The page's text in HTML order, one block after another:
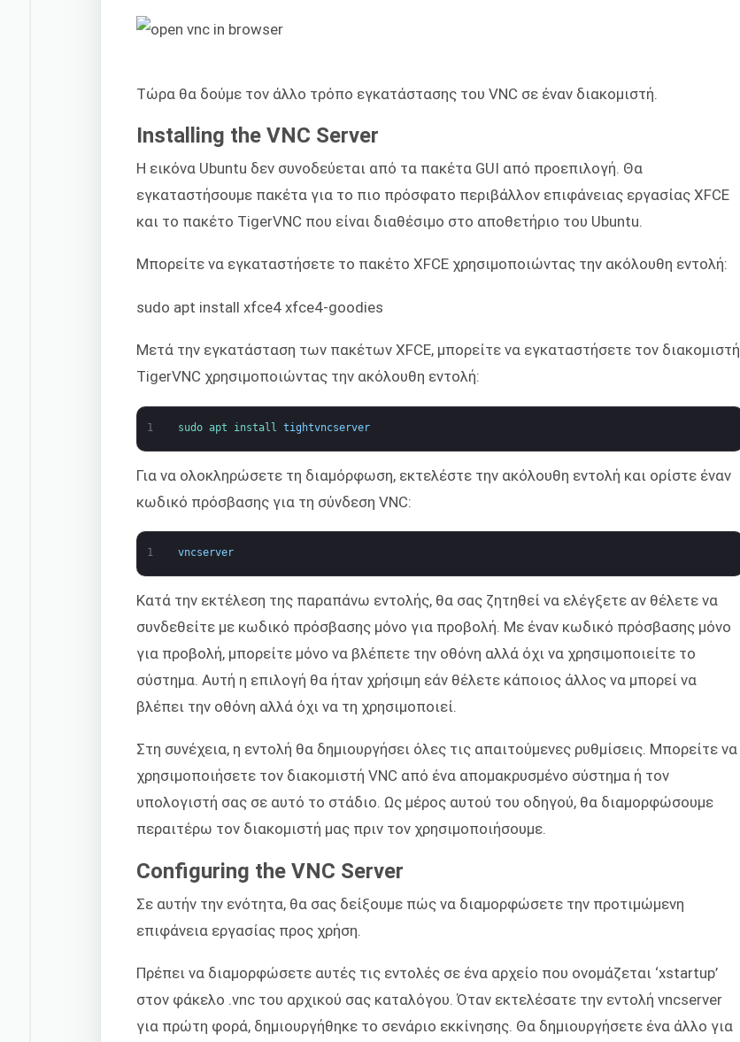
Τώρα θα δούμε τον άλλο τρόπο εγκατάστασης του VNC σε έναν διακομιστή.
Installing the VNC Server
Η εικόνα Ubuntu δεν συνοδεύεται από τα πακέτα GUI από προεπιλογή. Θα
εγκαταστήσουμε πακέτα για το πιο πρόσφατο περιβάλλον επιφάνειας εργασίας XFCE
και το πακέτο TigerVNC που είναι διαθέσιμο στο αποθετήριο του Ubuntu.
Μπορείτε να εγκαταστήσετε το πακέτο XFCE χρησιμοποιώντας την ακόλουθη εντολή:
sudo apt install xfce4 xfce4-goodies
Μετά την εγκατάσταση των πακέτων XFCE, μπορείτε να εγκαταστήσετε τον διακομιστή
TigerVNC χρησιμοποιώντας την ακόλουθη εντολή:
1 sudo apt install tightvncserver
Για να ολοκληρώσετε τη διαμόρφωση, εκτελέστε την ακόλουθη εντολή και ορίστε έναν
κωδικό πρόσβασης για τη σύνδεση VNC:
1 vncserver
Κατά την εκτέλεση της παραπάνω εντολής, θα σας ζητηθεί να ελέγξετε αν θέλετε να
συνδεθείτε με κωδικό πρόσβασης μόνο για προβολή. Με έναν κωδικό πρόσβασης μόνο
για προβολή, μπορείτε μόνο να βλέπετε την οθόνη αλλά όχι να χρησιμοποιείτε το
σύστημα. Αυτή η επιλογή θα ήταν χρήσιμη εάν θέλετε κάποιος άλλος να μπορεί να
βλέπει την οθόνη αλλά όχι να τη χρησιμοποιεί.
Στη συνέχεια, η εντολή θα δημιουργήσει όλες τις απαιτούμενες ρυθμίσεις. Μπορείτε να
χρησιμοποιήσετε τον διακομιστή VNC από ένα απομακρυσμένο σύστημα ή τον
υπολογιστή σας σε αυτό το στάδιο. Ως μέρος αυτού του οδηγού, θα διαμορφώσουμε
περαιτέρω τον διακομιστή μας πριν τον χρησιμοποιήσουμε.
Configuring the VNC Server
Σε αυτήν την ενότητα, θα σας δείξουμε πώς να διαμορφώσετε την προτιμώμενη
επιφάνεια εργασίας προς χρήση.
Πρέπει να διαμορφώσετε αυτές τις εντολές σε ένα αρχείο που ονομάζεται ‘xstartup’
στον φάκελο .vnc του αρχικού σας καταλόγου. Όταν εκτελέσατε την εντολή vncserver
για πρώτη φορά, δημιουργήθηκε το σενάριο εκκίνησης. Θα δημιουργήσετε ένα άλλο για